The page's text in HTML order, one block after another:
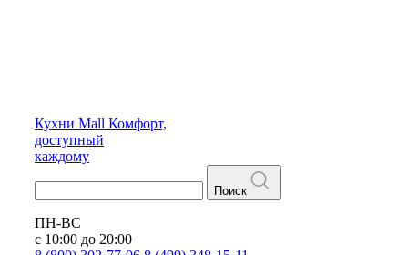
Кухни Mall Комфорт,
доступный
каждому
Поиск
ПН-ВС
с 10:00 до 20:00